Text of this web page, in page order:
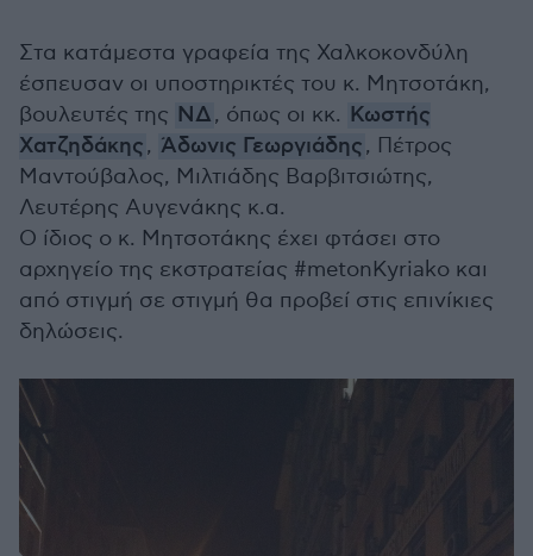
Στα κατάμεστα γραφεία της Χαλκοκονδύλη
έσπευσαν οι υποστηρικτές του κ. Μητσοτάκη,
βουλευτές της ΝΔ, όπως οι κκ. Κωστής
Χατζηδάκης, Άδωνις Γεωργιάδης, Πέτρος
Μαντούβαλος, Μιλτιάδης Βαρβιτσιώτης,
Λευτέρης Αυγενάκης κ.α.
Ο ίδιος ο κ. Μητσοτάκης έχει φτάσει στο
αρχηγείο της εκστρατείας #metonKyriako και
από στιγμή σε στιγμή θα προβεί στις επινίκιες
δηλώσεις.